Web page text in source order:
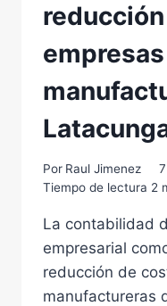
empresas
Por Raul Jimenez
Tiempo de lectura 2
La contabilidad
empresarial
reducción de
manufactureras